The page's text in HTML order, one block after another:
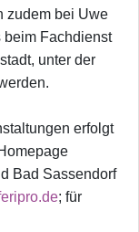
zudem bei Uwe
beim Fachdienst
unter der
erfolgt
Bad Sassendorf
; für